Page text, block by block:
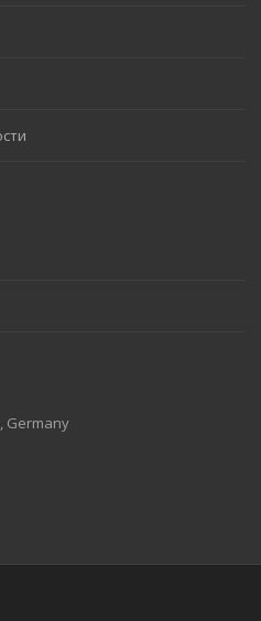
Germany